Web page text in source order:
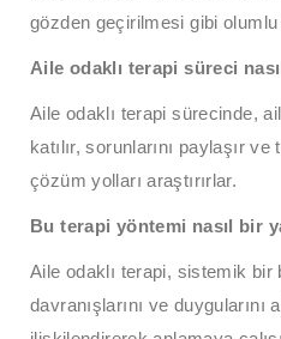
gözden geçirilmesi gibi
Aile odaklı terapi süreci
Aile odaklı terapi sürecinde,
katılır, sorunlarını paylaşır
çözüm yolları araştırırlar.
Bu terapi yöntemi nasıl bir
Aile odaklı terapi, sistemik bir
davranışlarını ve